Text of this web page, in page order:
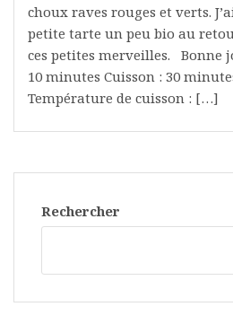
choux raves rouges et verts.
petite tarte un peu bio au
ces petites merveilles. Bonne
10 minutes Cuisson : 30
Température de cuisson : […]
Rechercher